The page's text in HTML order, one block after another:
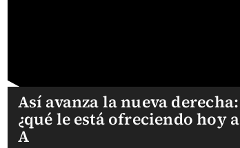
Así avanza la nueva derecha:
¿qué le está ofreciendo hoy a
A